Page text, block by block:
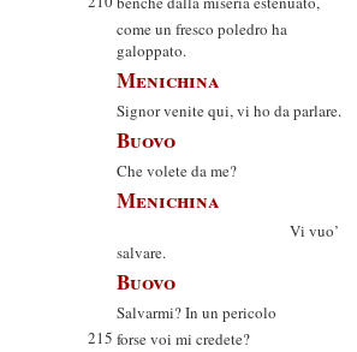
come un fresco poledro ha
galoppato.
Menichina
Signor venite qui, vi ho da parlare.
Buovo
Che volete da me?
Menichina
Vi vuo’
salvare.
Buovo
Salvarmi? In un pericolo
215 forse voi mi credete?